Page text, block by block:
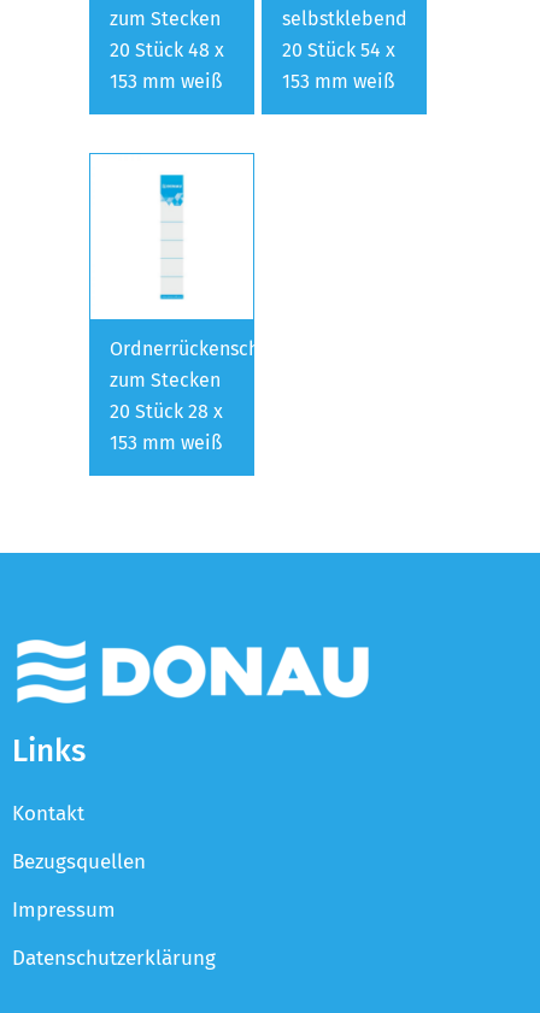
zum Stecken
20 Stück 48 x
153 mm weiß
selbstklebend
20 Stück 54 x
153 mm weiß
Ordnerrückenschild
zum Stecken
20 Stück 28 x
153 mm weiß
Links
Kontakt
Bezugsquellen
Impressum
Datenschutzerklärung